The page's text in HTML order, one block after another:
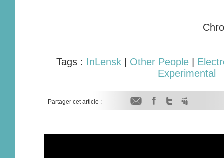
Tags : InLensk| Other People|
Experimental
Partager cet article :